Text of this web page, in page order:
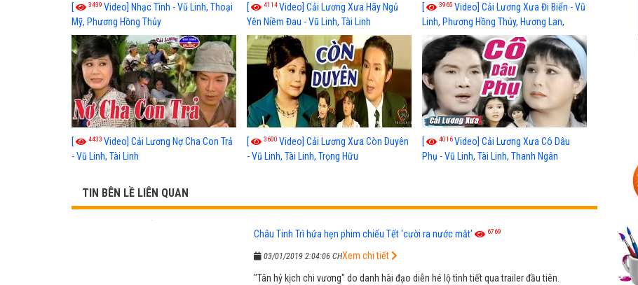
[ 3439 Video] Nhạc Tình - Vũ Linh, Thoại
Mỹ, Phương Hồng Thủy
[ 4114Video] Cải Lương Xưa Hãy Ngủ
Yên Niềm Đau - Vũ Linh, Tài Linh
[ 3965 Video] Cải Lương Xưa Đi Biển - Vũ
Linh, Phương Hồng Thủy, Hương Lan,
Thanh Hằng
[ 4433 Video] Cải Lương Nợ Cha Con Trả
- Vũ Linh, Tài Linh
[ 3600 Video] Cải Lương Xưa Còn Duyên
- Vũ Linh, Tài Linh, Trọng Hữu
[ 4016Video] Cải Lương Xưa Cô Dâu
Phụ - Vũ Linh, Tài Linh, Thanh Ngân
TIN BÊN LỀ LIÊN QUAN
Châu Tinh Trì hứa hẹn phim chiếu Tết 'cười ra nước mắt' 6769
03/01/2019 2:04:06 CH
"Tân hỷ kịch chi vương" do danh hài đạo diễn hé lộ tình tiết qua trailer đầu tiên.
Xem chi tiết